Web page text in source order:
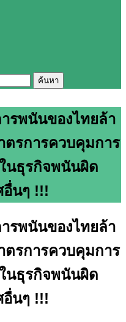
รพนันของไทยล้า
รการควบคุมการ
นธุรกิจพนันผิด
อื่นๆ !!!
รพนันของไทยล้า
รการควบคุมการ
นธุรกิจพนันผิด
อื่นๆ !!!